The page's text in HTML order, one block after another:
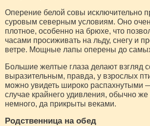
Оперение белой совы исключительно
суровым северным условиям. Оно
плотное, особенно на брюхе, что
часами просиживать на льду, снегу и
ветре. Мощные лапы оперены до самых
Большие желтые глаза делают взгляд
выразительным, правда, у взрослых
можно увидеть широко распахнутыми
случае крайнего удивления, обычно же
немного, да прикрыты веками.
Родственница на обед